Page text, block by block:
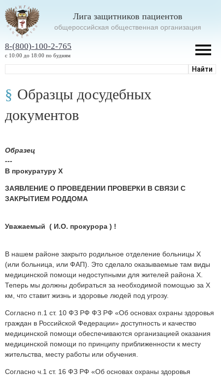
Лига защитников пациентов
oбщероссийская общественная организация
8-(800)-100-2-765
с 10:00 до 18:00 по будням
Образцы досудебных
документов
Образец
---
В прокуратуру Х
ЗАЯВЛЕНИЕ О ПРОВЕДЕНИИ ПРОВЕРКИ В СВЯЗИ С
ЗАКРЫТИЕМ РОДДОМА
Уважаемый ( И.О. прокурора ) !
В нашем районе закрыто родильное отделение больницы Х
(или больница, или ФАП). Это сделало оказываемые там виды
медицинской помощи недоступными для жителей района Х.
Теперь мы должны добираться за необходимой помощью за Х
км, что ставит жизнь и здоровье людей под угрозу.
Согласно п.1 ст. 10 ФЗ РФ ФЗ РФ «Об основах охраны здоровья
граждан в Российской Федерации» доступность и качество
медицинской помощи обеспечиваются организацией оказания
медицинской помощи по принципу приближенности к месту
жительства, месту работы или обучения.
Согласно ч.1 ст. 16 ФЗ РФ «Об основах охраны здоровья